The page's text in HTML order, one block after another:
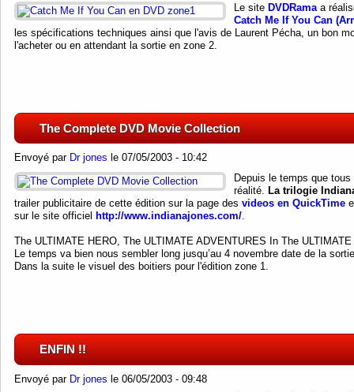
Le site DVDRama a
Catch Me If You Can
les spécifications techniques ainsi que l'avis de Laurent Pécha, un bon
l'acheter ou en attendant la sortie en zone 2.
The Complete DVD Movie Collection
Envoyé par Dr jones le 07/05/2003 - 10:42
Depuis le temps que
réalité. La trilogie
trailer publicitaire de cette édition sur la page des videos en QuickTime
sur le site officiel http://www.indianajones.com/.
The ULTIMATE HERO, The ULTIMATE ADVENTURES In The
Le temps va bien nous sembler long jusqu’au 4 novembre date de la
Dans la suite le visuel des boitiers pour l'édition zone 1.
ENFIN !!
Envoyé par Dr jones le 06/05/2003 - 09:48